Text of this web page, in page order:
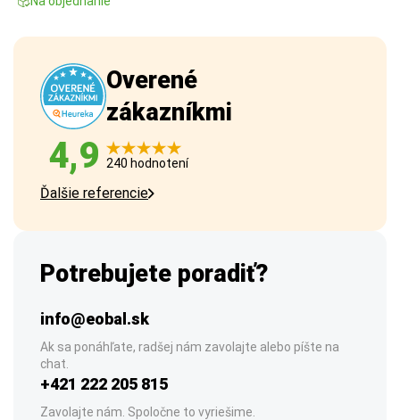
Overené
zákazníkmi
4,9 240 hodnotení
Ďalšie referencie
Potrebujete poradiť?
info@eobal.sk
Ak sa ponáhľate, radšej nám zavolajte alebo píšte na
chat.
+421 222 205 815
Zavolajte nám. Spoločne to vyriešime.